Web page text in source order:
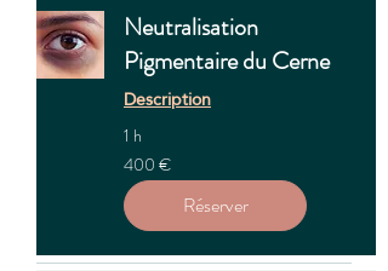
Neutralisation
Pigmentaire du Cerne
Description
1 h
400
euros
400 €
Réserver